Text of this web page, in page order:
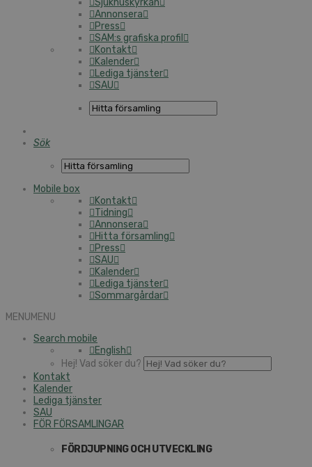
Sjukhuskyrkan
Annonsera
Press
SAM:s grafiska profil
Kontakt
Kalender
Lediga tjänster
SAU
Sök
Mobile box
Kontakt
Tidning
Annonsera
Hitta församling
Press
SAU
Kalender
Lediga tjänster
Sommargårdar
MENUMENU
Search mobile
English
Hej! Vad söker du?
Kontakt
Kalender
Lediga tjänster
SAU
FÖR FÖRSAMLINGAR
FÖRDJUPNING OCH UTVECKLING